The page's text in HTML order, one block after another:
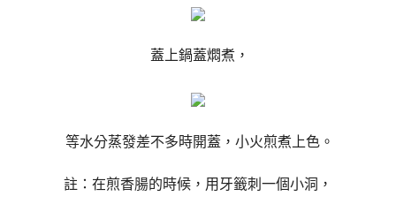
蓋上鍋蓋燜煮，
等水分蒸發差不多時開蓋，小火煎煮上色。
註：在煎香腸的時候，用牙籤刺一個小洞，